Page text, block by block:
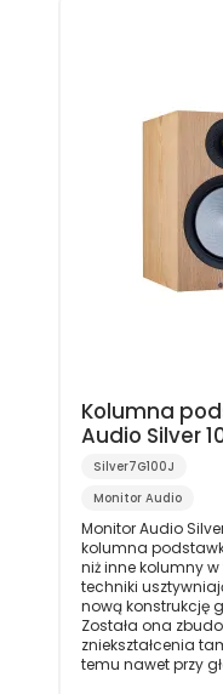
Kolumna
Audio Silver
Silver7G100J
Monitor Audio
Monitor Audio
kolumna
niż inne kolumny
techniki
nową konstrukcję
Została ona
zniekształcenia
temu nawet przy